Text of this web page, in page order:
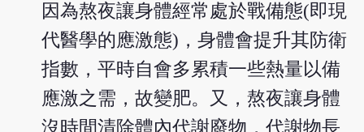
因為熬夜讓身體經常處於戰備態(即現
代醫學的應激態)，身體會提升其防衛
指數，平時自會多累積一些熱量以備
應激之需，故變肥。又，熬夜讓身體
沒時間清除體內代謝廢物，代謝物長